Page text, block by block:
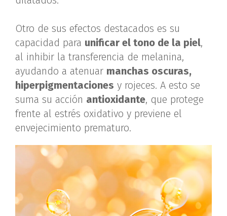
Otro de sus efectos destacados es su
capacidad para unificar el tono de la piel,
al inhibir la transferencia de melanina,
ayudando a atenuar manchas oscuras,
hiperpigmentaciones y rojeces. A esto se
suma su acción antioxidante, que protege
frente al estrés oxidativo y previene el
envejecimiento prematuro.